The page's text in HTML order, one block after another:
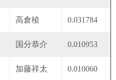
高倉稜 0.031784
国分恭介 0.010953
加藤祥太 0.010060